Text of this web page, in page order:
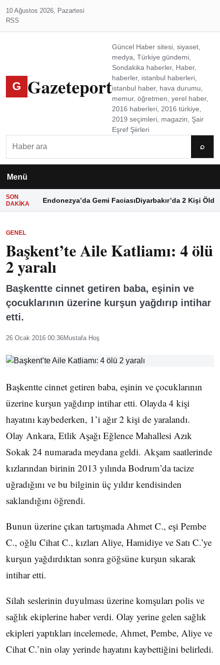
10 Ağustos 2026, Pazartesi
RSS
G Gazeteport
Güncel Haber sitesi, siyaset,
medya, Türkiye gündemi,
Sondakika haberler, Haber,
haberler, istanbul haberleri,
istanbul haber, hava durumu,
memur, öğretmen, yerel haber,
2016 haberleri, 2016 türkiye,
2019 seçimleri, magazin, Şair
Eşref Şiirleri
⌕
Menü
SON
DAKIKA
Endonezya’da Gemi FaciasıDiyarbakır’da 2 Kişi Öldü
GENEL
Başkent’te Aile Katliamı: 4 ölü
2 yaralı
Başkentte cinnet getiren baba, eşinin ve
çocuklarının üzerine kurşun yağdırıp intihar
etti.
26 Ocak 2016 00:36Mustafa Hoş
Başkentte cinnet getiren baba, eşinin ve çocuklarının
üzerine kurşun yağdırıp intihar etti. Olayda 4 kişi
hayatını kaybederken, 1’i ağır 2 kişi de yaralandı.
Olay Ankara, Etlik Aşağı Eğlence Mahallesi Azık
Sokak 24 numarada meydana geldi. Akşam saatlerinde
kızlarından birinin 2013 yılında Bodrum’da tacize
uğradığını ve bu bilginin üç yıldır kendisinden
saklandığını öğrendi.
Bunun üzerine çıkan tartışmada Ahmet C., eşi Pembe
C., oğlu Cihat C., kızları Aliye, Hamidiye ve Satı C.’ye
kurşun yağdırdıktan sonra göğsüne kurşun sıkarak
intihar etti.
Silah seslerinin duyulması üzerine komşuları polis ve
sağlık ekiplerine haber verdi. Olay yerine gelen sağlık
ekipleri yaptıkları incelemede, Ahmet, Pembe, Aliye ve
Cihat C.’nin olay yerinde hayatını kaybettiğini belirledi.